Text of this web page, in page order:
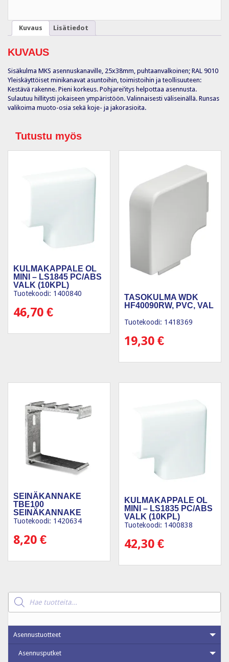
Kuvaus Lisätiedot
KUVAUS
Sisäkulma MKS asennuskanaville, 25x38mm, puhtaanvalkoinen; RAL 9010
Yleiskäyttöiset minikanavat asuntoihin, toimistoihin ja teollisuuteen:
Kestävä rakenne. Pieni korkeus. Pohjarei’itys helpottaa asennusta.
Sulautuu hillitysti jokaiseen ympäristöön. Valinnaisesti väliseinällä. Runsas
valikoima muoto-osia sekä koje- ja jakorasioita.
Tutustu myös
KULMAKAPPALE OL
MINI – LS1845 PC/ABS
VALK (10KPL)
Tuotekoodi: 1400840
46,70 €
TASOKULMA WDK
HF40090RW, PVC, VAL
Tuotekoodi: 1418369
19,30€
SEINÄKANNAKE
TBE100
SEINÄKANNAKE
100MM
Tuotekoodi: 1420634
8,20 €
KULMAKAPPALE OL
MINI – LS1835 PC/ABS
VALK (10KPL)
Tuotekoodi: 1400838
42,30€
Products
search
Asennustuotteet
Asennusputket